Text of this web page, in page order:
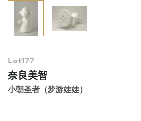
Lot177
奈良美智
小朝圣者（梦游娃娃）